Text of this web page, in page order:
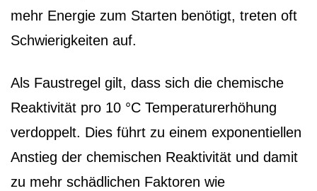
mehr Energie zum Starten benötigt, treten oft
Schwierigkeiten auf.
Als Faustregel gilt, dass sich die chemische
Reaktivität pro 10 °C Temperaturerhöhung
verdoppelt. Dies führt zu einem exponentiellen
Anstieg der chemischen Reaktivität und damit
zu mehr schädlichen Faktoren wie